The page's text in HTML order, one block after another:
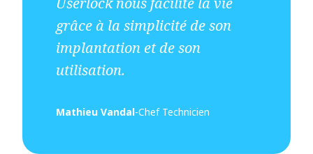
grâce à la simplicité de son
implantation et de son
utilisation.
Mathieu Vandal-Chef Technicien